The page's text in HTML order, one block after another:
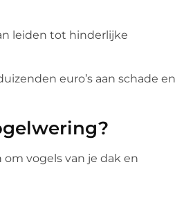
leiden tot hinderlijke
euro’s aan schade en
vogels van je dak en